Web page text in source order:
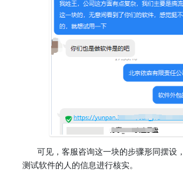
可见，客服咨询这一块的步骤形同摆设
测试软件的人的信息进行核实。